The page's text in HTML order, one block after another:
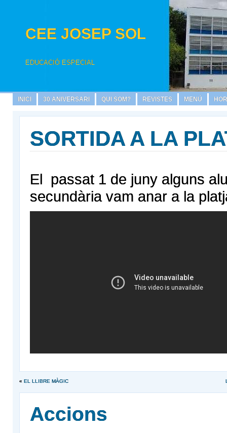
CEE JOSEP SOL
EDUCACIÓ ESPECIAL
INICI 30 ANIVERSARI QUI SOM? REVISTES MENÚ
SORTIDA A LA
El passat 1 de juny alguns
secundària vam anar a la
« EL LLIBRE MÀGIC
Accions